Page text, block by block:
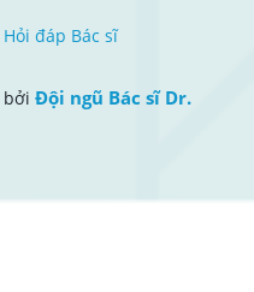
Hỏi đáp Bác sĩ
bởi Đội ngũ Bác sĩ Dr.